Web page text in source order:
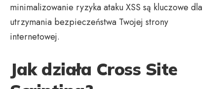
minimalizowanie ryzyka ataku XSS są kluczowe dla
utrzymania bezpieczeństwa Twojej strony
internetowej.
Jak działa Cross Site